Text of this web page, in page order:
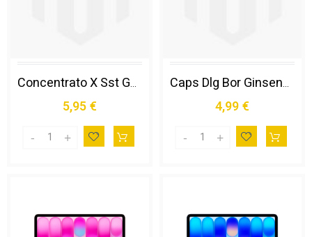
Concentrato X Sst Gusto Limone Zero
5,95 €
Caps Dlg Bor Ginseng Zero 16pz
4,99 €